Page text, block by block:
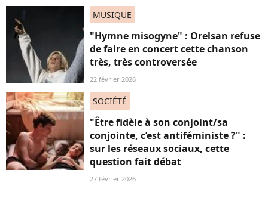
MUSIQUE
"Hymne misogyne" : Orelsan refuse
de faire en concert cette chanson
très, très controversée
22 février 2026
SOCIÉTÉ
"Être fidèle à son conjoint/sa
conjointe, c’est antiféministe ?" :
sur les réseaux sociaux, cette
question fait débat
27 février 2026